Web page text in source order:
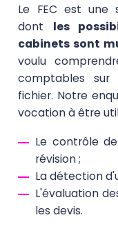
Le FEC est une
dont
les
cabinets sont
voulu
comptables
fichier. Notre
vocation à être
Le contrôle
révision ;
La détection
L'évaluation
les devis.